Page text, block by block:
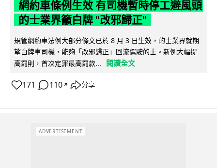
網約車條例生效 有司機暫時停工避風頭
的士業界籲白牌 "改邪歸正"
規管網約車法例大部分條文已於 8 月 3 日生效，的士業界就期
望白牌車司機，能夠「改邪歸正」回流駕駛的士。新例大幅提
高罰則，首次定罪最高罰款...
閱讀全文
171 110 ↗ 分享
ADVERTISEMENT